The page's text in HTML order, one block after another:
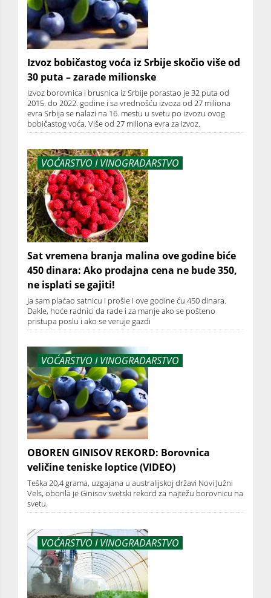
Izvoz bobičastog voća iz Srbije skočio više od
30 puta – zarade milionske
Izvoz borovnica i brusnica iz Srbije porastao je 32 puta od
2015. do 2022. godine i sa vrednošću izvoza od 27 miliona
evra Srbija se nalazi na 16. mestu u svetu po izvozu ovog
bobičastog voća. Više od 27 miliona evra za izvoz.
VOĆARSTVO I VINOGRADARSTVO
Sat vremena branja malina ove godine biće
450 dinara: Ako prodajna cena ne bude 350,
ne isplati se gajiti!
Ja sam plaćao satnicu i prošle i ove godine ću 450 dinara.
Dakle, hoće radnici da rade i za manje ako se pošteno
pristupa poslu i ako se veruje gazdi
VOĆARSTVO I VINOGRADARSTVO
OBOREN GINISOV REKORD: Borovnica
veličine teniske loptice (VIDEO)
Teška 20,4 grama, uzgajana u australijskoj državi Novi Južni
Vels, oborila je Ginisov svetski rekord za najtežu borovnicu na
svetu.
VOĆARSTVO I VINOGRADARSTVO